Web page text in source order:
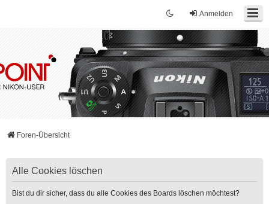
Anmelden
Foren-Übersicht
Alle Cookies löschen
Bist du dir sicher, dass du alle Cookies des Boards löschen möchtest?